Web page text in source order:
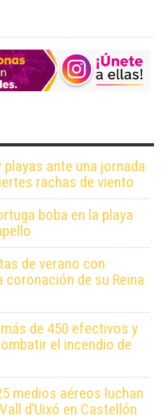
ante una jornada
rachas de viento
boba en la playa
de verano con
de su Reina
de 450 efectivos y
el incendio de
medios aéreos luchan
d’Uixó en Castellón